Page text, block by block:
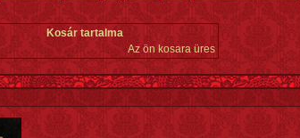
Kosár tartalma
Az ön kosara üres